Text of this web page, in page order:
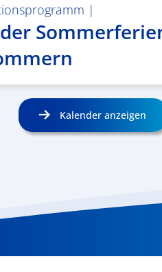
|
Kalender anzeigen